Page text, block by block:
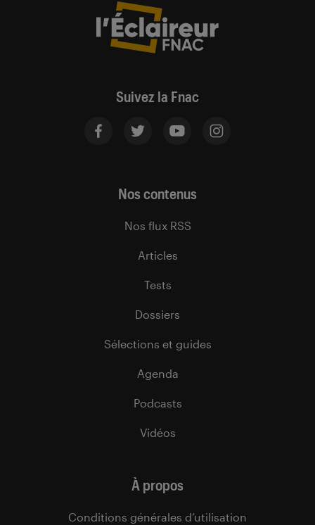
Suivez la Fnac
Nos contenus
Nos flux RSS
Articles
Tests
Dossiers
Sélections et guides
Agenda
Podcasts
Vidéos
À propos
Conditions générales d’utilisation